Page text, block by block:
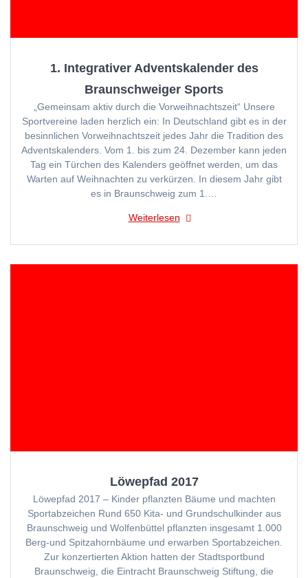
1. Integrativer Adventskalender des
Braunschweiger Sports
„Gemeinsam aktiv durch die Vorweihnachtszeit“ Unsere
Sportvereine laden herzlich ein: In Deutschland gibt es in der
besinnlichen Vorweihnachtszeit jedes Jahr die Tradition des
Adventskalenders. Vom 1. bis zum 24. Dezember kann jeden
Tag ein Türchen des Kalenders geöffnet werden, um das
Warten auf Weihnachten zu verkürzen. In diesem Jahr gibt
es in Braunschweig zum 1.…
Weiterlesen
Löwepfad 2017
Löwepfad 2017 – Kinder pflanzten Bäume und machten
Sportabzeichen Rund 650 Kita- und Grundschulkinder aus
Braunschweig und Wolfenbüttel pflanzten insgesamt 1.000
Berg-und Spitzahornbäume und erwarben Sportabzeichen.
Zur konzertierten Aktion hatten der Stadtsportbund
Braunschweig, die Eintracht Braunschweig Stiftung, die